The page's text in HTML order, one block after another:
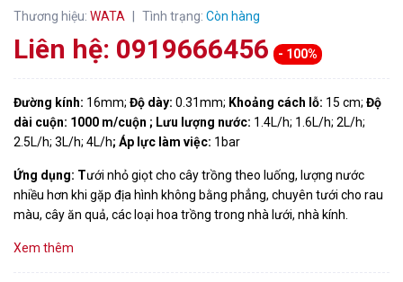
Thương hiệu: WATA Tình trạng: Còn hàng
Liên hệ: 0919666456 - 100%
Đường kính: 16mm; Độ dày: 0.31mm; Khoảng cách lỗ: 15 cm; Độ
dài cuộn: 1000 m/cuộn ; Lưu lượng nước: 1.4L/h; 1.6L/h; 2L/h;
2.5L/h; 3L/h; 4L/h; Áp lực làm việc: 1bar
Ứng dụng: Tưới nhỏ giọt cho cây trồng theo luống, lượng nước
nhiều hơn khi gặp địa hình không bằng phẳng, chuyên tưới cho rau
màu, cây ăn quả, các loại hoa trồng trong nhà lưới, nhà kính.
Xem thêm